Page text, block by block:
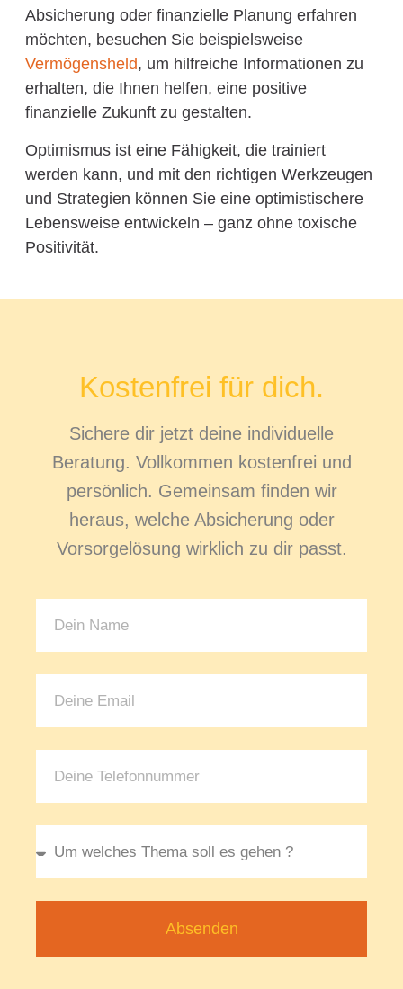
Absicherung oder finanzielle Planung erfahren
möchten, besuchen Sie beispielsweise
Vermögensheld, um hilfreiche Informationen zu
erhalten, die Ihnen helfen, eine positive
finanzielle Zukunft zu gestalten.
Optimismus ist eine Fähigkeit, die trainiert
werden kann, und mit den richtigen Werkzeugen
und Strategien können Sie eine optimistischere
Lebensweise entwickeln – ganz ohne toxische
Positivität.
Kostenfrei für dich.
Sichere dir jetzt deine individuelle
Beratung. Vollkommen kostenfrei und
persönlich. Gemeinsam finden wir
heraus, welche Absicherung oder
Vorsorgelösung wirklich zu dir passt.
Absenden